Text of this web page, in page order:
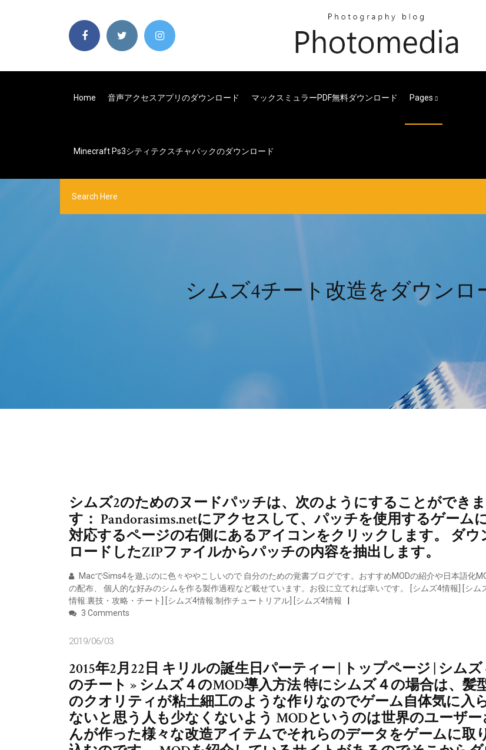
Home 音声アクセスアプリのダウンロード マックスミュラーPDF無料ダウンロード Pages
Minecraft Ps3シティテクスチャパックのダウンロード
シムズ4チート改造をダウンロ
シムズ2のためのヌードパッチは、次のようにすることができま
す： Pandorasims.netにアクセスして、パッチを使用するゲーム
対応するページの右側にあるアイコンをクリックします。 ダウ
ロードしたZIPファイルからパッチの内容を抽出します。
MacでSims4を遊ぶのに色々ややこしいので 自分のための覚書ブログです。おすすめMODの紹介や日本語化
の配布、 個人的な好みのシムを作る製作過程など載せています。お役に立てれば幸いです。 [シムズ4情報] [シム
情報:裏技・攻略・チート] [シムズ4情報:制作チュートリアル] [シムズ4情報
3 Comments
2019/06/03
2015年2月22日 キリルの誕生日パーティー | トップページ | シムズ
のチート » シムズ４のMOD導入方法 特にシムズ４の場合は、髪
のクオリティが粘土細工のような作りなのでゲーム自体気に入
ないと思う人も少なくないよう MODというのは世界のユーザー
んが作った様々な改造アイテムでそれらのデータをゲームに取